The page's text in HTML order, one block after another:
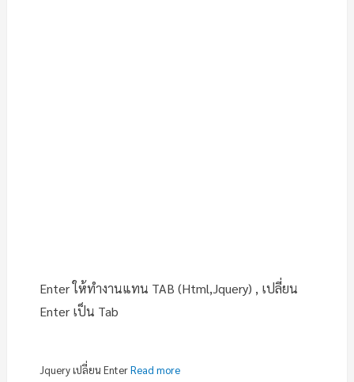
Enter ให้ทำงานแทน TAB (Html,Jquery) , เปลี่ยน
Enter เป็น Tab
Jquery เปลี่ยน EnterRead more